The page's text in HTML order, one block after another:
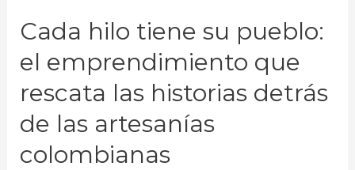
Cada hilo tiene su pueblo:
el emprendimiento que
rescata las historias detrás
de las artesanías
colombianas